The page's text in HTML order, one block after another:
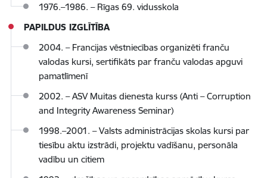
1976.–1986. – Rīgas 69. vidusskola
PAPILDUS IZGLĪTĪBA
2004. – Francijas vēstniecības organizēti franču
valodas kursi, sertifikāts par franču valodas apguvi
pamatlīmenī
2002. – ASV Muitas dienesta kurss (Anti – Corruption
and Integrity Awareness Seminar)
1998.–2001. – Valsts administrācijas skolas kursi par
tiesību aktu izstrādi, projektu vadīšanu, personāla
vadību un citiem